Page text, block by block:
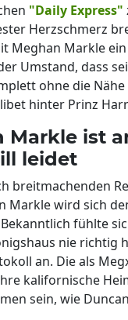
"Daily Express"
Herzschmerz
Meghan Markle
Umstand, dass
ohne die
hinter Prinz
Markle ist
leidet
breitmachenden
Markle wird sich
fühlte
nie richtig
an. Die als
kalifornische
sein, wie